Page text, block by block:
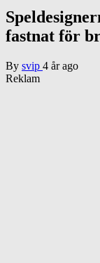
fastnat för
By svip 4 år ago
Reklam